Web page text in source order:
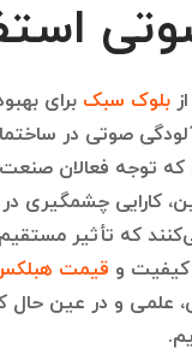
بلوک سبک برای
صوتی در
توجه فعالان صنعت
کارایی چشمگیری
که تأثیر
و قیمت
و در عین حال